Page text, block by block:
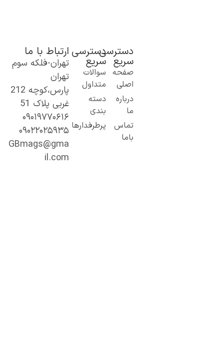
دسترسی
سریع
صفحه
اصلی
درباره
تماس
دسترسی
سریع
سوالات
متداول
دسته
بندی
پرطرفدارها
ارتباط با ما
تهران-فلکه سوم
تهران
پارس،کوچه 212
غربی پلاک 51
۰۹۰۱۹۷۷۰۶۱۶
۰۹۰۲۲۰۲۵۹۳۵
GBmags@gma
il.com